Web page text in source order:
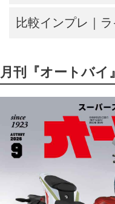
比較インプレ｜
月刊『オートバイ